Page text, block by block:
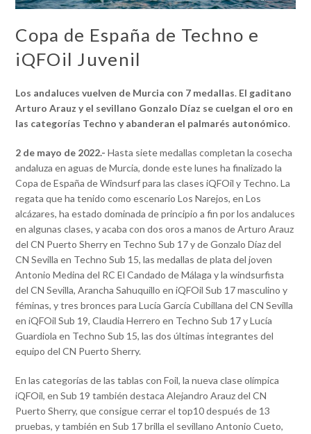
Copa de España de Techno e
iQFOil Juvenil
Los andaluces vuelven de Murcia con 7 medallas. El gaditano
Arturo Arauz y el sevillano Gonzalo Díaz se cuelgan el oro en
las categorías Techno y abanderan el palmarés autonómico.
2 de mayo de 2022.-Hasta siete medallas completan la cosecha
andaluza en aguas de Murcia, donde este lunes ha finalizado la
Copa de España de Windsurf para las clases iQFOil y Techno. La
regata que ha tenido como escenario Los Narejos, en Los
alcázares, ha estado dominada de principio a fin por los andaluces
en algunas clases, y acaba con dos oros a manos de Arturo Arauz
del CN Puerto Sherry en Techno Sub 17 y de Gonzalo Díaz del
CN Sevilla en Techno Sub 15, las medallas de plata del joven
Antonio Medina del RC El Candado de Málaga y la windsurfista
del CN Sevilla, Arancha Sahuquillo en iQFOil Sub 17 masculino y
féminas, y tres bronces para Lucía García Cubillana del CN Sevilla
en iQFOil Sub 19, Claudia Herrero en Techno Sub 17 y Lucía
Guardiola en Techno Sub 15, las dos últimas integrantes del
equipo del CN Puerto Sherry.
En las categorías de las tablas con Foil, la nueva clase olímpica
iQFOil, en Sub 19 también destaca Alejandro Arauz del CN
Puerto Sherry, que consigue cerrar el top10 después de 13
pruebas, y también en Sub 17 brilla el sevillano Antonio Cueto,